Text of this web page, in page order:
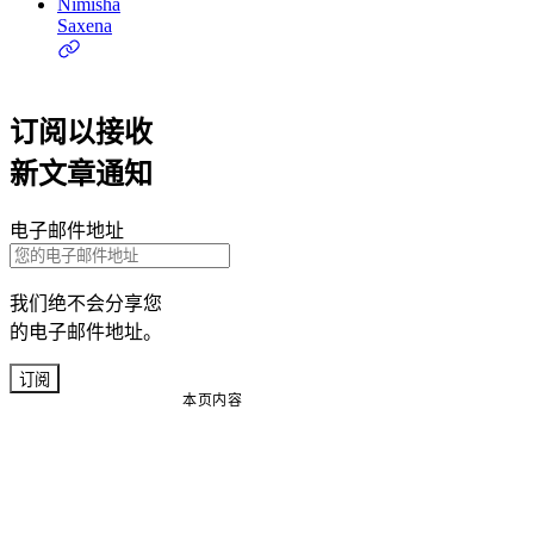
本页内容
Saxena
订阅以接收
新文章通知
电子邮件地址
我们绝不会分享您
的电子邮件地址。
订阅